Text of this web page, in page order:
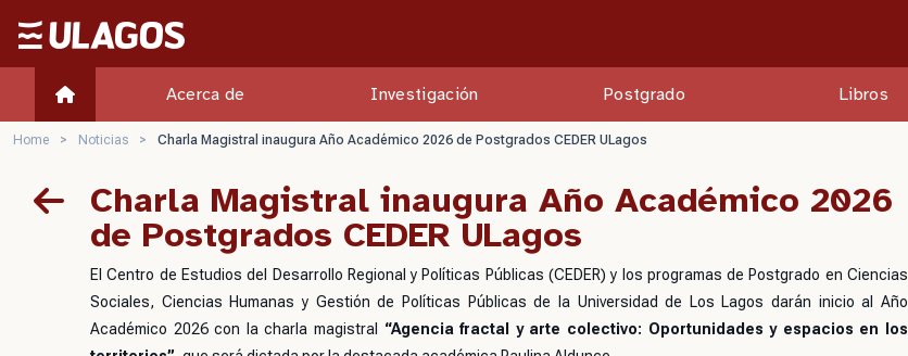
Ulagos Template
Acerca de Investigación Postgrado Libros
Home > Noticias > Charla Magistral inaugura Año Académico 2026 de Postgrados CEDER ULagos
Charla Magistral inaugura Año Académico 2026
de Postgrados CEDER ULagos
El Centro de Estudios del Desarrollo Regional y Políticas Públicas (CEDER) y los programas de Postgrado en Ciencias
Sociales, Ciencias Humanas y Gestión de Políticas Públicas de la Universidad de Los Lagos darán inicio al Año
Académico 2026 con la charla magistral “Agencia fractal y arte colectivo: Oportunidades y espacios en los